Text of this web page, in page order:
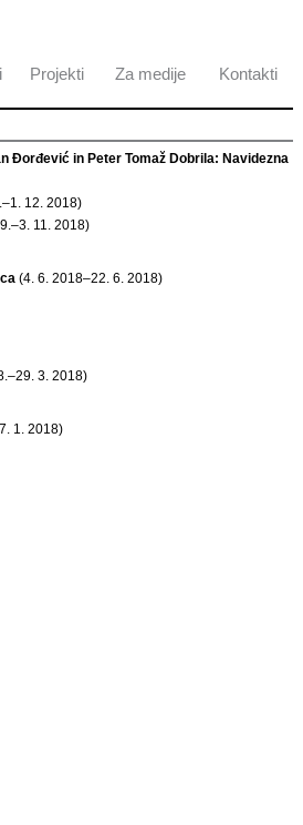
Projekti Za medije Kontakti
Đorđević in Peter Tomaž Dobrila: Navidezna
12. 2018)
11. 2018)
(4. 6. 2018–22. 6. 2018)
3. 2018)
1. 2018)